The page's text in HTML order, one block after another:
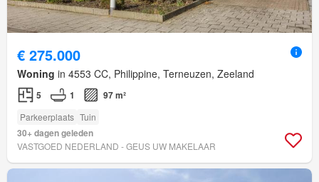
€ 275.000
Woning in 4553 CC, Philippine, Terneuzen, Zeeland
5 1 97 m²
Parkeerplaats Tuin
30+ dagen geleden
VASTGOED NEDERLAND - GEUS UW MAKELAAR